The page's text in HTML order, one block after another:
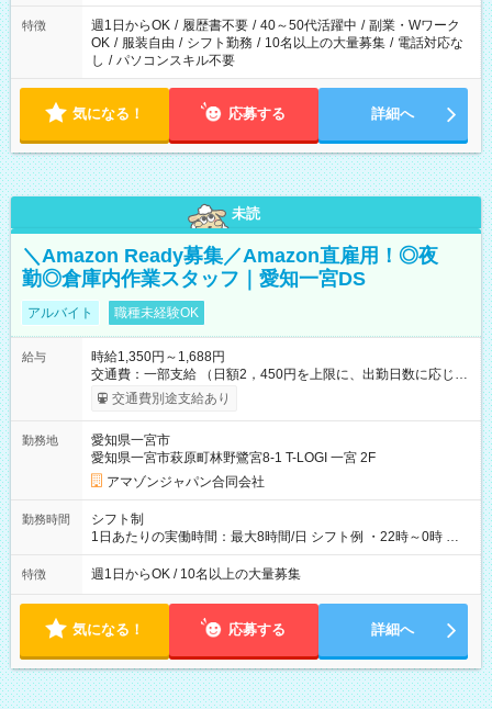
特徴 週1日からOK / 履歴書不要 / 40～50代活躍中 / 副業・Wワーク
OK / 服装自由 / シフト勤務 / 10名以上の大量募集 / 電話対応な
し / パソコンスキル不要
気になる！ 応募する 詳細へ
未読
＼Amazon Ready募集／Amazon直雇用！◎夜
勤◎倉庫内作業スタッフ｜愛知一宮DS
アルバイト 職種未経験OK
給与
時給1,350円～1,688円
交通費：一部支給 （日額2，450円を上限に、出勤日数に応じて
実費支給） ※22:00～翌5:00までは時給25%UP！ ■給与前払い
制度あり ※前払い額の上限あり、手数料無料（Amazon負担）
交通費別途支給あり
勤務地
愛知県一宮市
愛知県一宮市萩原町林野鷺宮8-1 T-LOGI 一宮 2F
アマゾンジャパン合同会社
勤務時間
シフト制
1日あたりの実働時間：最大8時間/日 シフト例 ・22時～0時 入
社後、就業可能シフトをご確認の上、申請してください。
特徴 週1日からOK / 10名以上の大量募集
気になる！ 応募する 詳細へ